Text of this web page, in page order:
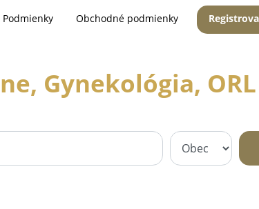
Podmienky Obchodné podmienky
Gynekológia,